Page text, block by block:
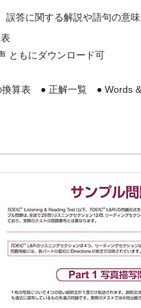
誤答に関する解説や語句の意味
ともにダウンロード可
換算表 ● 正解一覧 ● Words